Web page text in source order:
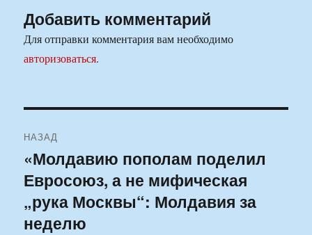
Добавить комментарий
Для отправки комментария вам необходимо
авторизоваться.
по
записям
НАЗАД
Предыдущая
запись:
«Молдавию пополам поделил
Евросоюз, а не мифическая
„рука Москвы“: Молдавия за
неделю